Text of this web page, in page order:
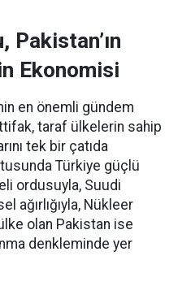
Pakistan’ın
Ekonomisi
en önemli gündem
taraf ülkelerin sahip
tek bir çatıda
Türkiye güçlü
ordusuyla, Suudi
ağırlığıyla, Nükleer
olan Pakistan ise
denkleminde yer